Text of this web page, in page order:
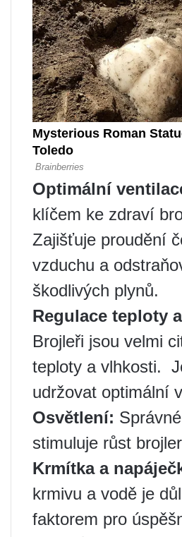
Optimální
klíčem ke zdraví
Zajišťuje proudění
vzduchu a
škodlivých plynů.
Regulace teploty
Brojleři jsou velmi
teploty a vlhkosti.
udržovat optimální
Osvětlení:
stimuluje růst
Krmítka a
krmivu a vodě je
faktorem pro